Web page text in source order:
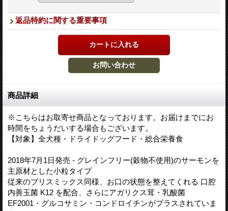
返品特約に関する重要事項
商品詳細
※こちらはお取寄せ商品となっております。お届けまでにお
時間をちょうだいする場合もございます。
【対象】全犬種・ドライドッグフード・総合栄養食
2018年7月1日発売 - グレインフリー(穀物不使用)のサーモンを
主原材とした小粒タイプ
従来のブリスミックス同様、お口の状態を整えてくれる 口腔
内善玉菌 K12 を配合、さらにアガリクス茸・乳酸菌
EF2001・グルコサミン・コンドロイチンがプラスされていま